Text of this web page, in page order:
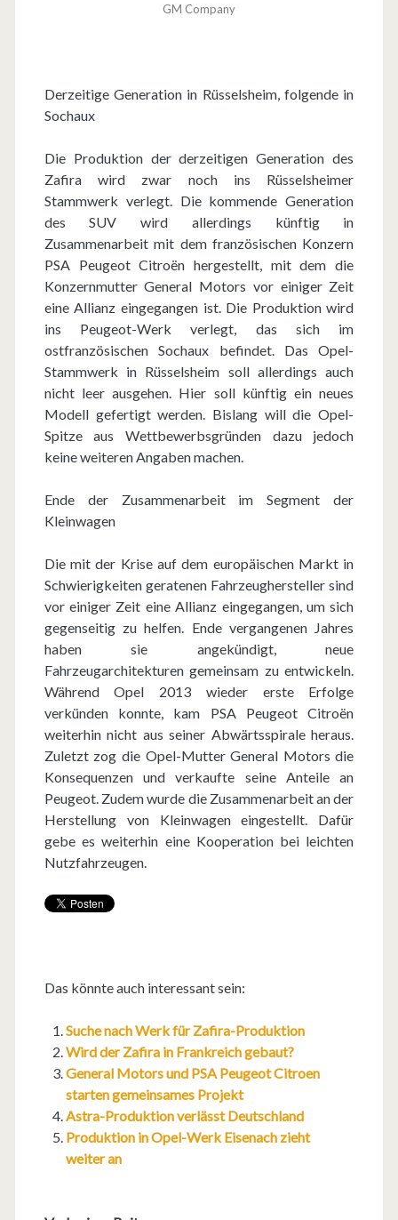
GM Company
Derzeitige Generation in Rüsselsheim, folgende in
Sochaux
Die Produktion der derzeitigen Generation des
Zafira wird zwar noch ins Rüsselsheimer
Stammwerk verlegt. Die kommende Generation
des SUV wird allerdings künftig in
Zusammenarbeit mit dem französischen Konzern
PSA Peugeot Citroën hergestellt, mit dem die
Konzernmutter General Motors vor einiger Zeit
eine Allianz eingegangen ist. Die Produktion wird
ins Peugeot-Werk verlegt, das sich im
ostfranzösischen Sochaux befindet. Das Opel-
Stammwerk in Rüsselsheim soll allerdings auch
nicht leer ausgehen. Hier soll künftig ein neues
Modell gefertigt werden. Bislang will die Opel-
Spitze aus Wettbewerbsgründen dazu jedoch
keine weiteren Angaben machen.
Ende der Zusammenarbeit im Segment der
Kleinwagen
Die mit der Krise auf dem europäischen Markt in
Schwierigkeiten geratenen Fahrzeughersteller sind
vor einiger Zeit eine Allianz eingegangen, um sich
gegenseitig zu helfen. Ende vergangenen Jahres
haben sie angekündigt, neue
Fahrzeugarchitekturen gemeinsam zu entwickeln.
Während Opel 2013 wieder erste Erfolge
verkünden konnte, kam PSA Peugeot Citroën
weiterhin nicht aus seiner Abwärtsspirale heraus.
Zuletzt zog die Opel-Mutter General Motors die
Konsequenzen und verkaufte seine Anteile an
Peugeot. Zudem wurde die Zusammenarbeit an der
Herstellung von Kleinwagen eingestellt. Dafür
gebe es weiterhin eine Kooperation bei leichten
Nutzfahrzeugen.
Das könnte auch interessant sein:
Suche nach Werk für Zafira-Produktion
Wird der Zafira in Frankreich gebaut?
General Motors und PSA Peugeot Citroen
starten gemeinsames Projekt
Astra-Produktion verlässt Deutschland
Produktion in Opel-Werk Eisenach zieht
weiter an